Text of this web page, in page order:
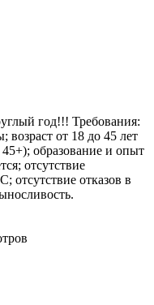
год!!! Требования:
от 18 до 45 лет
образование и опыт
отсутствие
отсутствие отказов в